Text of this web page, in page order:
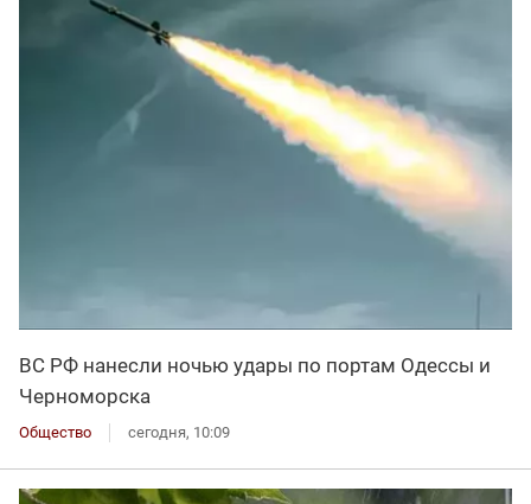
ВС РФ нанесли ночью удары по портам Одессы и
Черноморска
Общество сегодня, 10:09